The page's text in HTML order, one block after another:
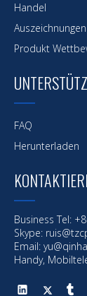
Handel
Produkt
FAQ
Herunterladen
Business Tel:
Skype:
Email:
Handy,